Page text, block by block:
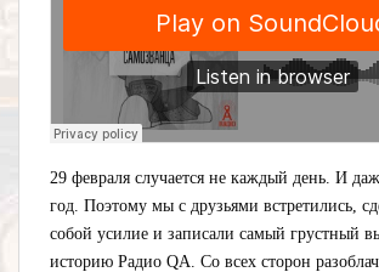
29 февраля случается не каждый день. И
год. Поэтому мы с друзьями встретились,
собой усилие и записали самый грустный
историю Радио QA. Со всех сторон